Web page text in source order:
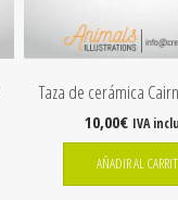
Taza de cerámica
10,00€ IVA
AÑADIR AL